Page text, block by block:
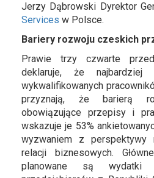
Jerzy Dąbrowski Dyrektor
Services w Polsce.
Bariery rozwoju czeskich
Prawie trzy czwarte
deklaruje, że
wykwalifikowanych
przyznają, że barierą
obowiązujące przepisy i
wskazuje je 53%
wyzwaniem z perspektywy
relacji biznesowych.
planowane są wydatki